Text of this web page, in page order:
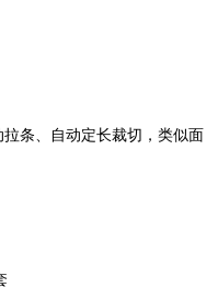
条、自动定长裁切，类似面